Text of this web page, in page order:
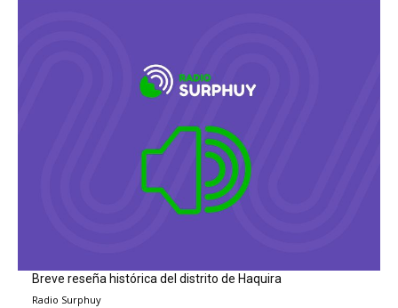
Breve reseña histórica del distrito de Haquira
Radio Surphuy